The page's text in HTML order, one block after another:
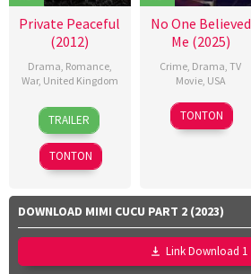
Private Peaceful
(2012)
Drama, Romance,
War, United Kingdom
12
Oct
2012
Pat
O'Connor
TRAILER
TONTON
No One Believed
Me (2025)
Crime, Drama,TV
Movie, USA
21
Sep
Dave
Thomas
TONTON
DOWNLOAD MIMI CUCU PART 2 (2023)
Link Download 1